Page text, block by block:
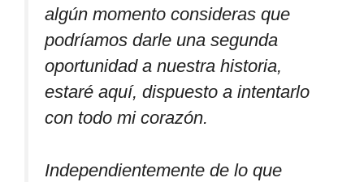
algún momento consideras que
podríamos darle una segunda
oportunidad a nuestra historia,
estaré aquí, dispuesto a intentarlo
con todo mi corazón.
Independientemente de lo que